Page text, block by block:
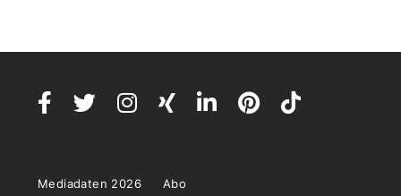
Mediadaten 2026 Abo